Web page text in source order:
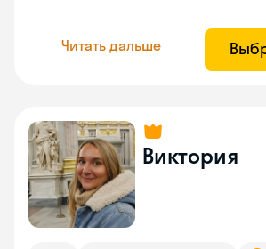
Читать дальше
Виктория